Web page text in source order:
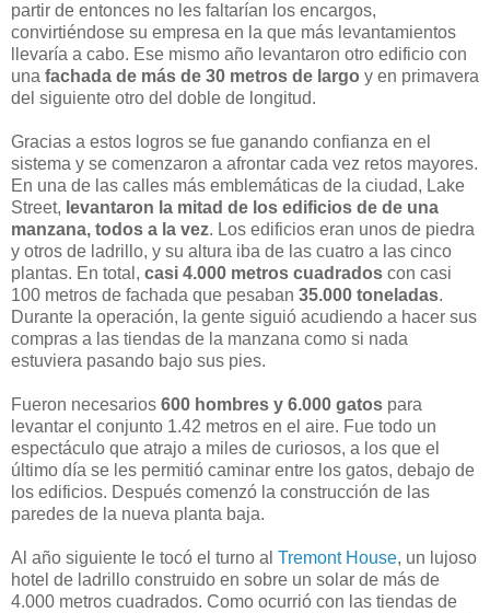
partir de entonces no les faltarían los encargos,
convirtiéndose su empresa en la que más levantamientos
llevaría a cabo. Ese mismo año levantaron otro edificio con
una fachada de más de 30 metros de largo y en primavera
del siguiente otro del doble de longitud.
Gracias a estos logros se fue ganando confianza en el
sistema y se comenzaron a afrontar cada vez retos mayores.
En una de las calles más emblemáticas de la ciudad, Lake
Street, levantaron la mitad de los edificios de de una
manzana, todos a la vez. Los edificios eran unos de piedra
y otros de ladrillo, y su altura iba de las cuatro a las cinco
plantas. En total, casi 4.000 metros cuadrados con casi
100 metros de fachada que pesaban 35.000 toneladas.
Durante la operación, la gente siguió acudiendo a hacer sus
compras a las tiendas de la manzana como si nada
estuviera pasando bajo sus pies.
Fueron necesarios 600 hombres y 6.000 gatos para
levantar el conjunto 1.42 metros en el aire. Fue todo un
espectáculo que atrajo a miles de curiosos, a los que el
último día se les permitió caminar entre los gatos, debajo de
los edificios. Después comenzó la construcción de las
paredes de la nueva planta baja.
Al año siguiente le tocó el turno al Tremont House, un lujoso
hotel de ladrillo construido en sobre un solar de más de
4.000 metros cuadrados. Como ocurrió con las tiendas de